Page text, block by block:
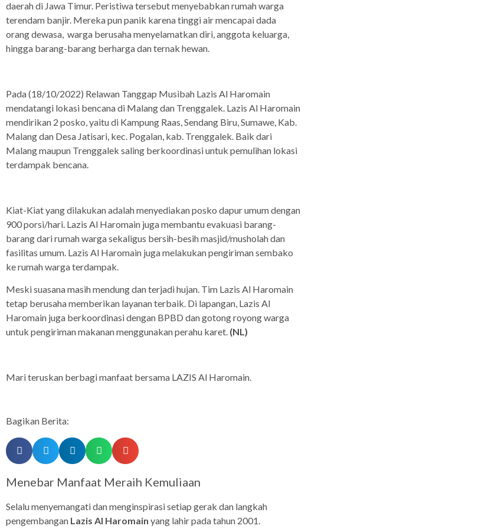
daerah di Jawa Timur. Peristiwa tersebut menyebabkan rumah warga
terendam banjir. Mereka pun panik karena tinggi air mencapai dada
orang dewasa, warga berusaha menyelamatkan diri, anggota keluarga,
hingga barang-barang berharga dan ternak hewan.
Pada (18/10/2022) Relawan Tanggap Musibah Lazis Al Haromain
mendatangi lokasi bencana di Malang dan Trenggalek. Lazis Al Haromain
mendirikan 2 posko, yaitu di Kampung Raas, Sendang Biru, Sumawe, Kab.
Malang dan Desa Jatisari, kec. Pogalan, kab. Trenggalek. Baik dari
Malang maupun Trenggalek saling berkoordinasi untuk pemulihan lokasi
terdampak bencana.
Kiat-Kiat yang dilakukan adalah menyediakan posko dapur umum dengan
900 porsi/hari. Lazis Al Haromain juga membantu evakuasi barang-
barang dari rumah warga sekaligus bersih-besih masjid/musholah dan
fasilitas umum. Lazis Al Haromain juga melakukan pengiriman sembako
ke rumah warga terdampak.
Meski suasana masih mendung dan terjadi hujan. Tim Lazis Al Haromain
tetap berusaha memberikan layanan terbaik. Di lapangan, Lazis Al
Haromain juga berkoordinasi dengan BPBD dan gotong royong warga
untuk pengiriman makanan menggunakan perahu karet. (NL)
Mari teruskan berbagi manfaat bersama LAZIS Al Haromain.
Bagikan Berita:
Menebar Manfaat Meraih Kemuliaan
Selalu menyemangati dan menginspirasi setiap gerak dan langkah
pengembangan Lazis Al Haromain yang lahir pada tahun 2001.